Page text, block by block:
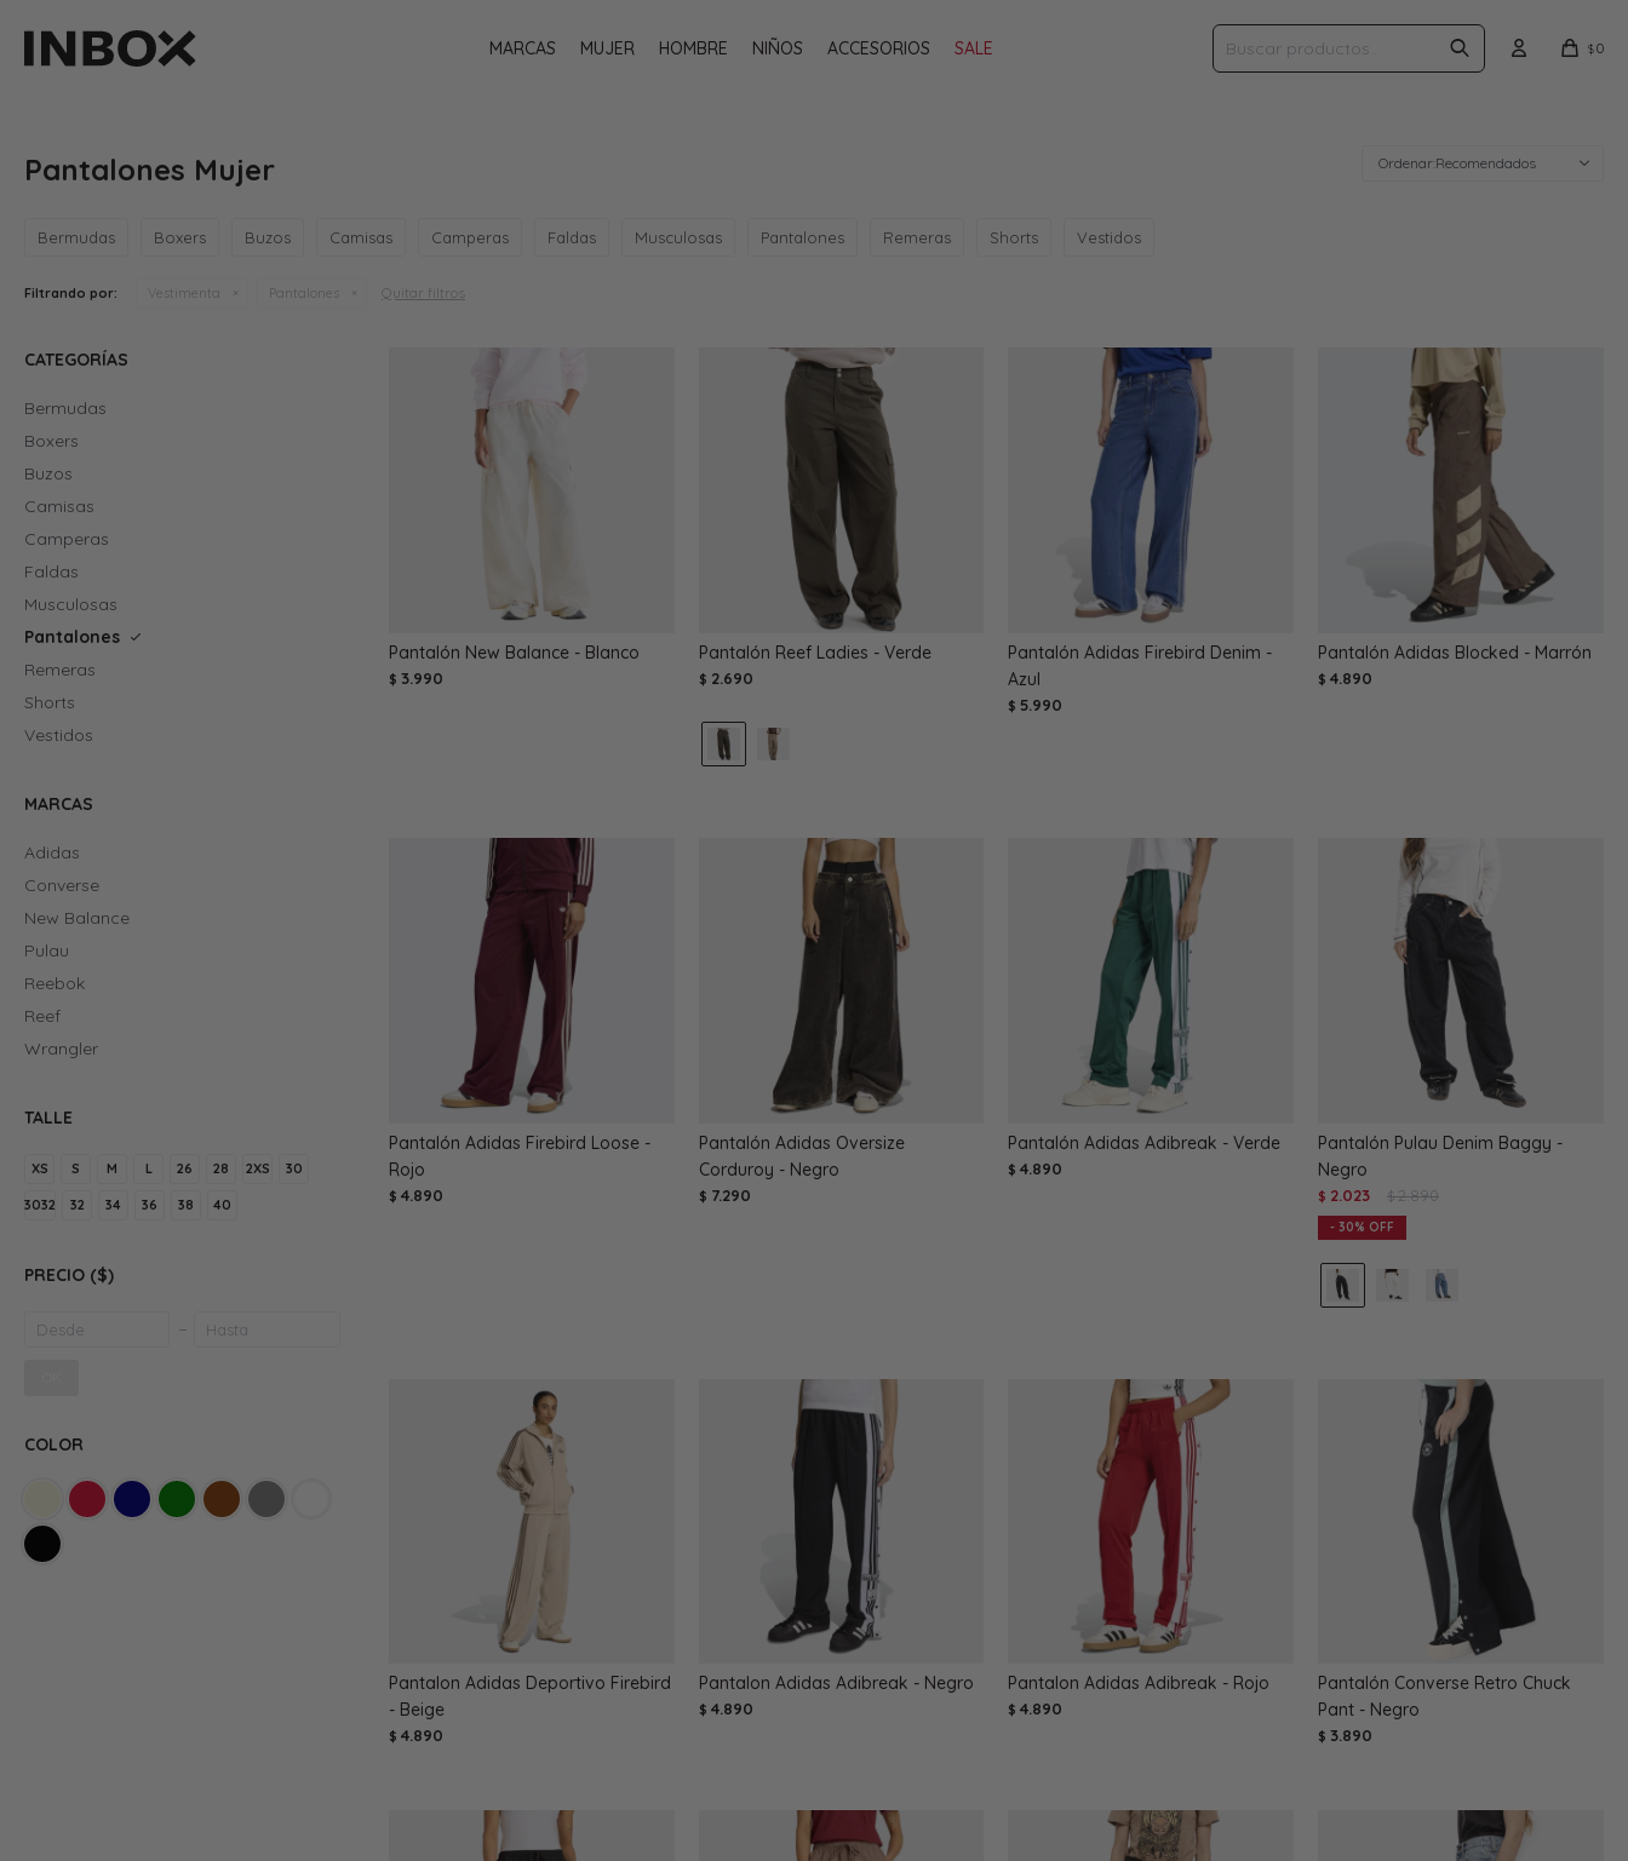
MARCAS MUJER HOMBRE NIÑOS ACCESORIOS SALE $0
Pantalones Mujer Recomendados
Bermudas Boxers Buzos Camisas Camperas Faldas Musculosas Pantalones Remeras Shorts Vestidos
Filtrando por: Vestimenta Pantalones Quitar filtros
Pantalón New Balance - Blanco
$ 3.990
Pantalón Reef Ladies - Verde
$ 2.690
Pantalón Adidas Firebird Denim -
Azul
$ 5.990
Pantalón Adidas Blocked - Marrón
$ 4.890
Pantalón Adidas Firebird Loose -
Rojo
$ 4.890
Pantalón Adidas Oversize
Corduroy - Negro
$ 7.290
Pantalón Adidas Adibreak - Verde
$ 4.890
Pantalón Pulau Denim Baggy -
Negro
$ 2.023 $ 2.890
30
Pantalon Adidas Deportivo Firebird
- Beige
$ 4.890
Pantalon Adidas Adibreak - Negro
$ 4.890
Pantalon Adidas Adibreak - Rojo
$ 4.890
Pantalón Converse Retro Chuck
Pant - Negro
$ 3.890
CATEGORÍAS
Bermudas
Boxers
Buzos
Camisas
Camperas
Faldas
Musculosas
Pantalones
Remeras
Shorts
Vestidos
MARCAS
Adidas
Converse
New Balance
Pulau
Reebok
Reef
Wrangler
TALLE
XS S M L 26 28 2XS 30
3032 32 34 36 38 40
PRECIO ($)
COLOR